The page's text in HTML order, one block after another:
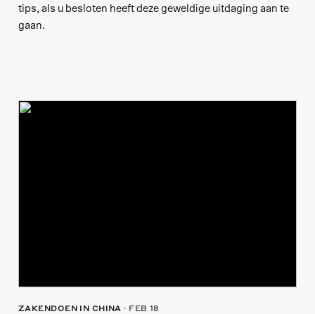
tips, als u besloten heeft deze geweldige uitdaging aan te
gaan.
ZAKENDOEN IN CHINA FEB 18